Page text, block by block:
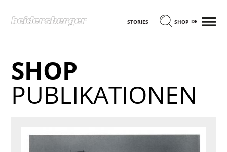
STORIES SHOP DEUTSCH
MENÜ
SHOP
PUBLIKATIONEN